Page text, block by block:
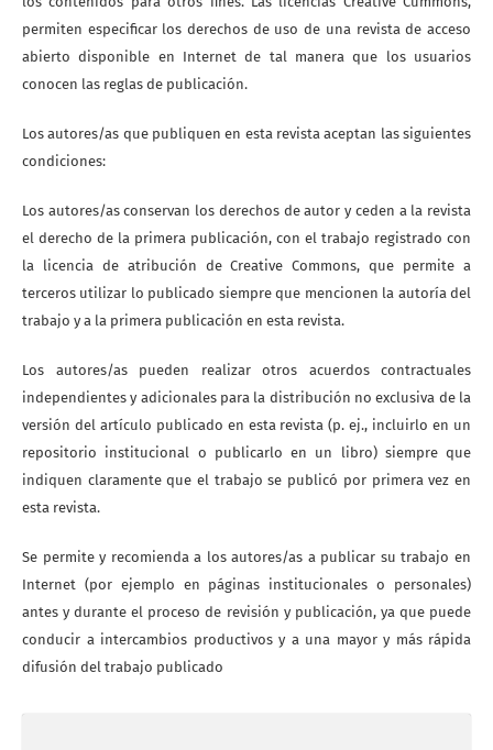
permiten especificar los derechos de uso de una revista de acceso
abierto disponible en Internet de tal manera que los usuarios
conocen las reglas de publicación.
Los autores/as que publiquen en esta revista aceptan las siguientes
condiciones:
Los autores/as conservan los derechos de autor y ceden a la revista
el derecho de la primera publicación, con el trabajo registrado con
la licencia de atribución de Creative Commons, que permite a
terceros utilizar lo publicado siempre que mencionen la autoría del
trabajo y a la primera publicación en esta revista.
Los autores/as pueden realizar otros acuerdos contractuales
independientes y adicionales para la distribución no exclusiva de la
versión del artículo publicado en esta revista (p. ej., incluirlo en un
repositorio institucional o publicarlo en un libro) siempre que
indiquen claramente que el trabajo se publicó por primera vez en
esta revista.
Se permite y recomienda a los autores/as a publicar su trabajo en
Internet (por ejemplo en páginas institucionales o personales)
antes y durante el proceso de revisión y publicación, ya que puede
conducir a intercambios productivos y a una mayor y más rápida
difusión del trabajo publicado